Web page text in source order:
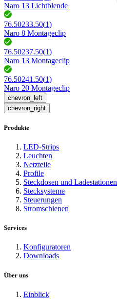
Naro 13 Lichtblende
76.50233.50(1)
Naro 8 Montageclip
76.50237.50(1)
Naro 13 Montageclip
76.50241.50(1)
Naro 20 Montageclip
chevron_left
chevron_right
Produkte
LED-Strips
Leuchten
Netzteile
Profile
Steckdosen und Ladestationen
Stecksysteme
Steuerungen
Stromschienen
Services
Konfiguratoren
Downloads
Über uns
Einblick